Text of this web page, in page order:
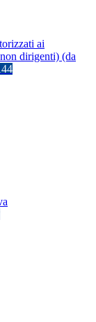
ai
dirigenti) (da